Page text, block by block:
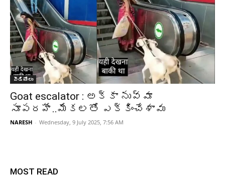
వీడియోలు
Goat escalator : అక్కా నువ్వూ
సూపరహే..మేకలతో ఎక్కించేశావు
NARESH - Wednesday, 9 July 2025, 7:56 AM
MOST READ